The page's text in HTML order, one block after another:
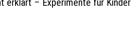
erklärt – Experimente für Kinder